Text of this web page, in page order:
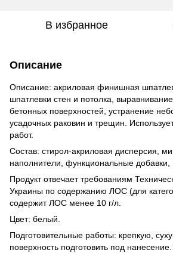
В избранное
Описание
Описание: акриловая финишная
шпатлевки стен и потолка,
бетонных поверхностей, устранение
усадочных раковин и трещин.
работ.
Состав: стирол-акриловая дисперсия,
наполнители, функциональные добавки,
Продукт отвечает требованиям
Украины по содержанию ЛОС (для
содержит ЛОС менее 10 г/л.
Цвет: белый.
Подготовительные работы: крепкую,
поверхность подготовить под